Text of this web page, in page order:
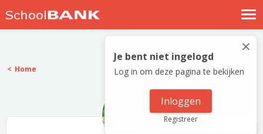
Nostalgische verhalen
Log in
Meld je gratis aan
×
Je bent niet ingelogd
Log in om deze pagina te bekijken
Inloggen
Registreer
Home